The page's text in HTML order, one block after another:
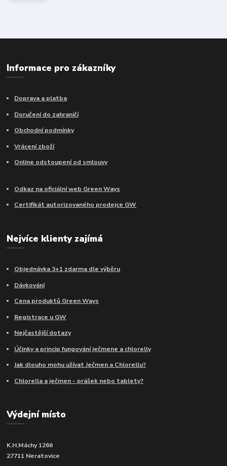
Informace pro zákazníky
Doprava a platba
Doručení do zahraničí
Obchodní podmínky
Vrácení zboží
Online odstoupení od smlouvy
Odkaz na oficiální web Green Ways
Certifikát autorizovaného prodejce GW
Nejvíce klienty zajímá
Objednávka 3+1 zdarma dle výběru
Dávkování
Cena produktů Green Ways
Registrace u GW
Nejčastější dotazy
Účinky a princip fungování ječmene a chlorelly
Jak dlouho mohu užívat Ječmen a Chlorellu?
Chlorella a ječmen - prášek nebo tablety?
Výdejní místo
K.H.Máchy 1266
27711 Neratovice